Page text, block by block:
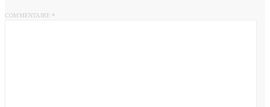
COMMENTAIRE *